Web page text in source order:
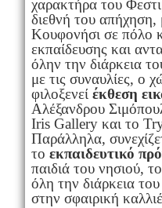
χαρακτήρα του
διεθνή του απήχηση,
Κουφονήσι σε πόλο
εκπαίδευσης και
όλην την διάρκεια
με τις συναυλίες, ο
φιλοξενεί έκθεση
Αλέξανδρου
Iris Gallery και το
Παράλληλα,
το εκπαιδευτικό
παιδιά του νησιού,
όλη την διάρκεια
στην σφαιρική